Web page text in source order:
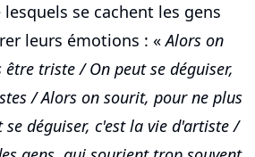
se cachent les gens
leurs émotions : «Alors on
triste / On peut se déguiser,
/ Alors on sourit, pour ne plus
déguiser, c'est la vie d'artiste /